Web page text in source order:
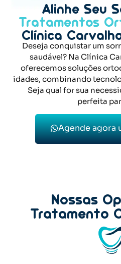
Alinhe Seu
Tratamentos
Clínica
Deseja conquistar um
saudável? Na Clínica
oferecemos soluções
idades, combinando
Seja qual for sua
perfeita
Agende agora
Nossas
Tratamento